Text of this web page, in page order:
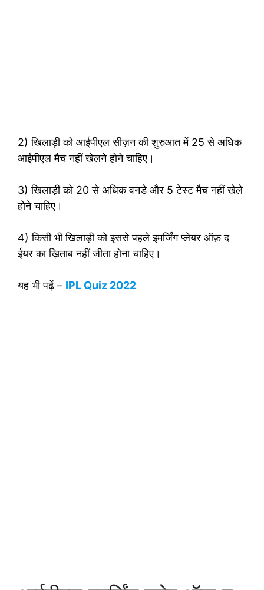
2) खिलाड़ी को आईपीएल सीज़न की शुरुआत में 25 से अधिक
आईपीएल मैच नहीं खेलने होने चाहिए।
3) खिलाड़ी को 20 से अधिक वनडे और 5 टेस्ट मैच नहीं खेले
होने चाहिए।
4) किसी भी खिलाड़ी को इससे पहले इमर्जिंग प्लेयर ऑफ़ द
ईयर का ख़िताब नहीं जीता होना चाहिए।
यह भी पढ़ें – IPL Quiz 2022